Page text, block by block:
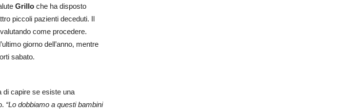
Grillo che ha disposto
piccoli pazienti deceduti. Il
come procedere.
giorno dell’anno, mentre
sabato.
di capire se esiste una
“Lo dobbiamo a questi bambini